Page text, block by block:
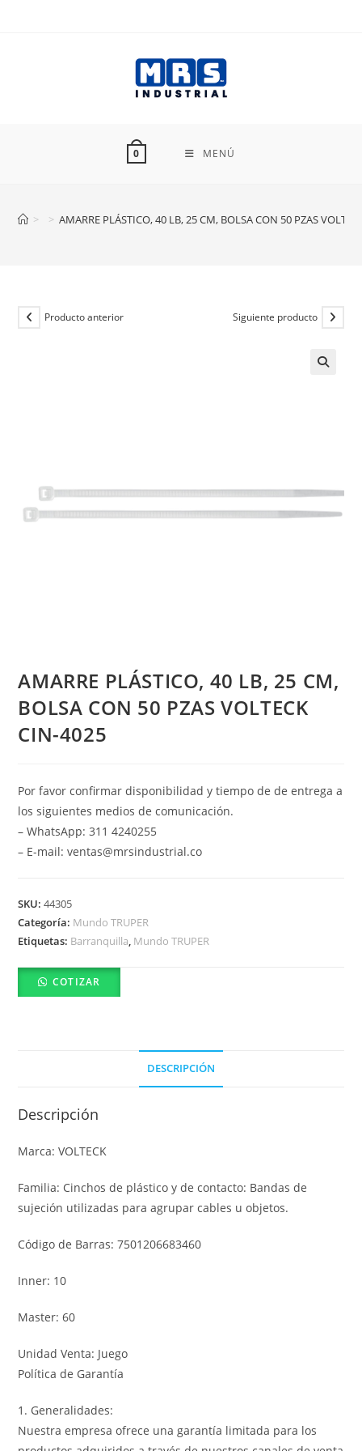
0 MENÚ
> > AMARRE PLÁSTICO, 40 LB, 25 CM, BOLSA CON 50 PZAS
Producto anterior Siguiente producto
AMARRE PLÁSTICO, 40 LB, 25 CM,
BOLSA CON 50 PZAS VOLTECK
CIN-4025
Por favor confirmar disponibilidad y tiempo de de entrega a
los siguientes medios de comunicación.
– WhatsApp: 311 4240255
– E-mail: ventas@mrsindustrial.co
SKU:44305
Categoría: Mundo TRUPER
Etiquetas: Barranquilla, Mundo TRUPER
COTIZAR
DESCRIPCIÓN
Descripción
Marca: VOLTECK
Familia: Cinchos de plástico y de contacto: Bandas de
sujeción utilizadas para agrupar cables u objetos.
Código de Barras: 7501206683460
Inner: 10
Master: 60
Unidad Venta: Juego
Política de Garantía
1. Generalidades:
Nuestra empresa ofrece una garantía limitada para los